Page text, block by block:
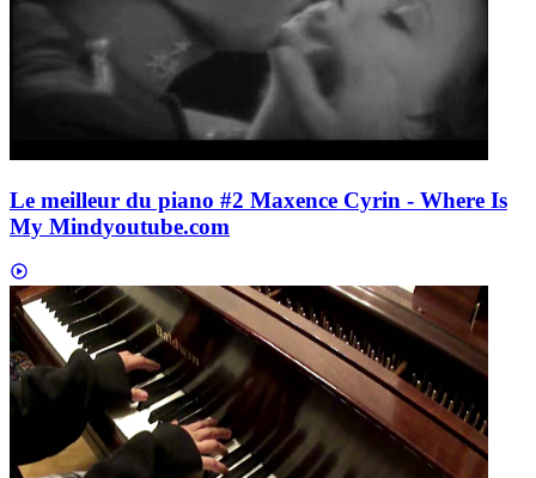
Le meilleur du piano #2 Maxence Cyrin - Where Is
My Mindyoutube.com